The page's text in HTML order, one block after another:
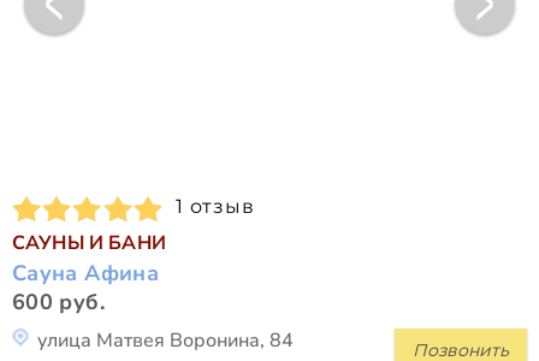
1 отзыв
САУНЫ И БАНИ
Сауна Афина
600 руб.
Позвонить
улица Матвея Воронина, 84